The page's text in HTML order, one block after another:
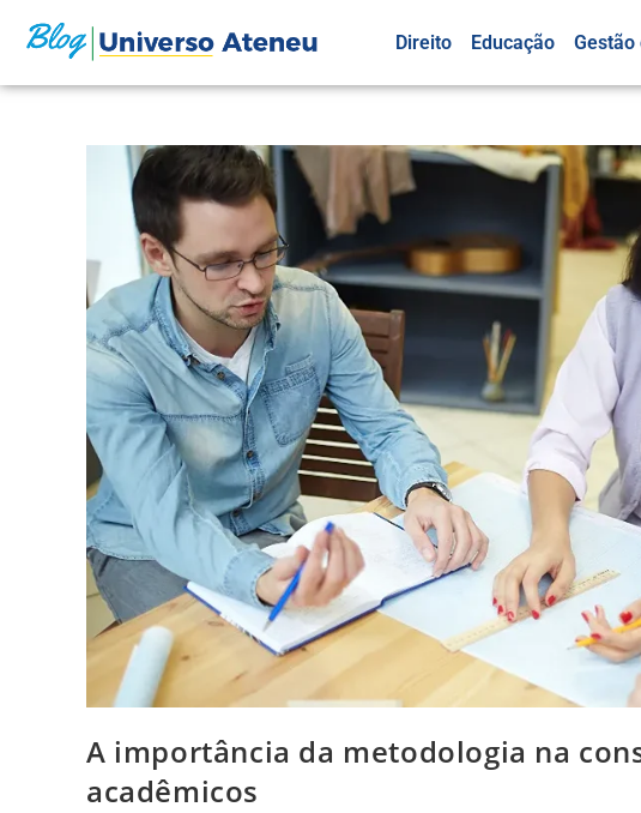
Direito Educação Gestão
A importância da metodologia na
acadêmicos